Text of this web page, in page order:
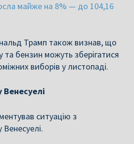
майже на 8% — до 104,16
Трамп також визнав, що
та бензин можуть зберігатися
виборів у листопаді.
ситуацію з